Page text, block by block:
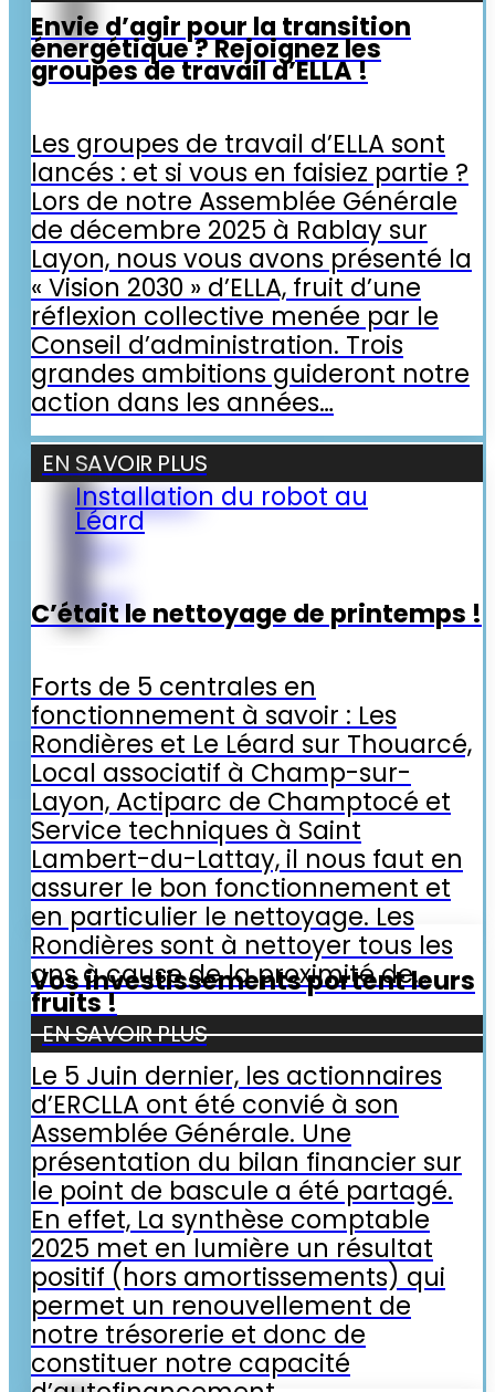
Envie d’agir pour la transition
énergétique ? Rejoignez les
groupes de travail d’ELLA !
Les groupes de travail d’ELLA sont
lancés : et si vous en faisiez partie ?
Lors de notre Assemblée Générale
de décembre 2025 à Rablay sur
Layon, nous vous avons présenté la
« Vision 2030 » d’ELLA, fruit d’une
réflexion collective menée par le
Conseil d’administration. Trois
grandes ambitions guideront notre
action dans les années…
EN SAVOIR PLUS
Installation
du
Léard
Installation du robot au
Léard
C’était le nettoyage de printemps !
Forts de 5 centrales en
fonctionnement à savoir : Les
Rondières et Le Léard sur Thouarcé,
Local associatif à Champ-sur-
Layon, Actiparc de Champtocé et
Service techniques à Saint
Lambert-du-Lattay, il nous faut en
assurer le bon fonctionnement et
en particulier le nettoyage. Les
Rondières sont à nettoyer tous les
ans à cause de la proximité de…
EN SAVOIR PLUS
Vos investissements portent leurs
fruits !
Le 5 Juin dernier, les actionnaires
d’ERCLLA ont été convié à son
Assemblée Générale. Une
présentation du bilan financier sur
le point de bascule a été partagé.
En effet, La synthèse comptable
2025 met en lumière un résultat
positif (hors amortissements) qui
permet un renouvellement de
notre trésorerie et donc de
constituer notre capacité